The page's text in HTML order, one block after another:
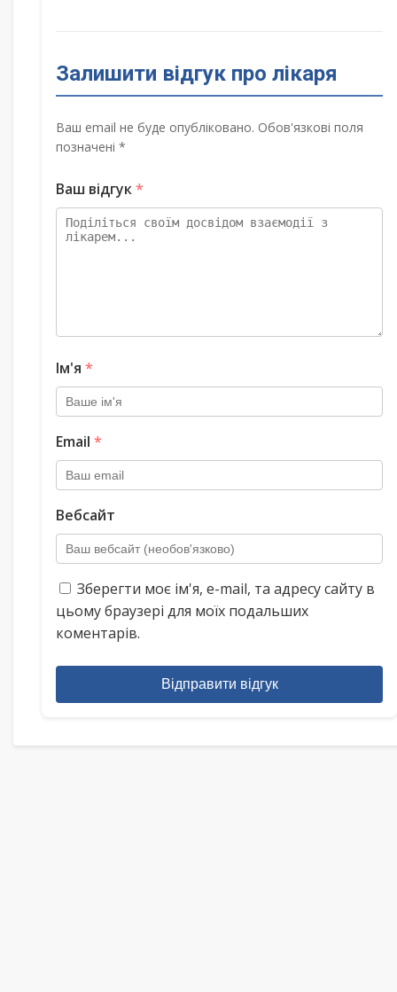
Залишити відгук про лікаря
Ваш email не буде опубліковано. Обов'язкові поля
позначені *
Ваш відгук*
Ім'я *
Email *
Вебсайт
Зберегти моє ім'я, e-mail, та адресу сайту в
цьому браузері для моїх подальших
коментарів.
Відправити відгук